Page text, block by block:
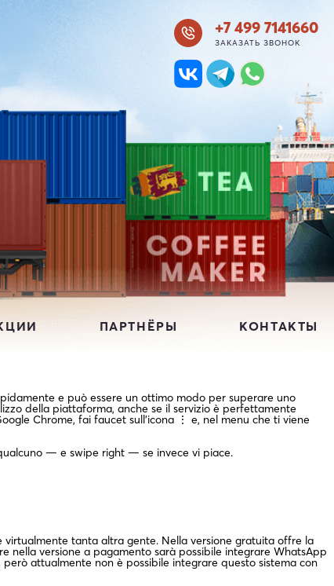
+7 499 7141660
ЗАКАЗАТЬ ЗВОНОК
ПАРТНЁРЫ КОНТАКТЫ
e può essere un ottimo modo per superare uno
della piattaforma, anche se il servizio è perfettamente
Chrome, fai faucet sull’icona ⋮ e, nel menu che ti viene
— e swipe right — se invece vi piace.
tanta altra gente. Nella versione gratuita offre la
nella versione a pagamento sarà possibile integrare WhatsApp
attualmente non è possibile integrare questo sistema con